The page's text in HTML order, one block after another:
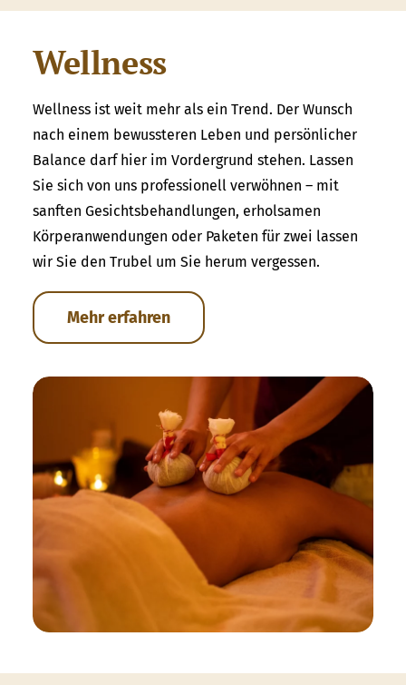
Wellness
Wellness ist weit mehr als ein Trend. Der Wunsch
nach einem bewussteren Leben und persönlicher
Balance darf hier im Vordergrund stehen. Lassen
Sie sich von uns professionell verwöhnen – mit
sanften Gesichtsbehandlungen, erholsamen
Körperanwendungen oder Paketen für zwei lassen
wir Sie den Trubel um Sie herum vergessen.
Mehr erfahren